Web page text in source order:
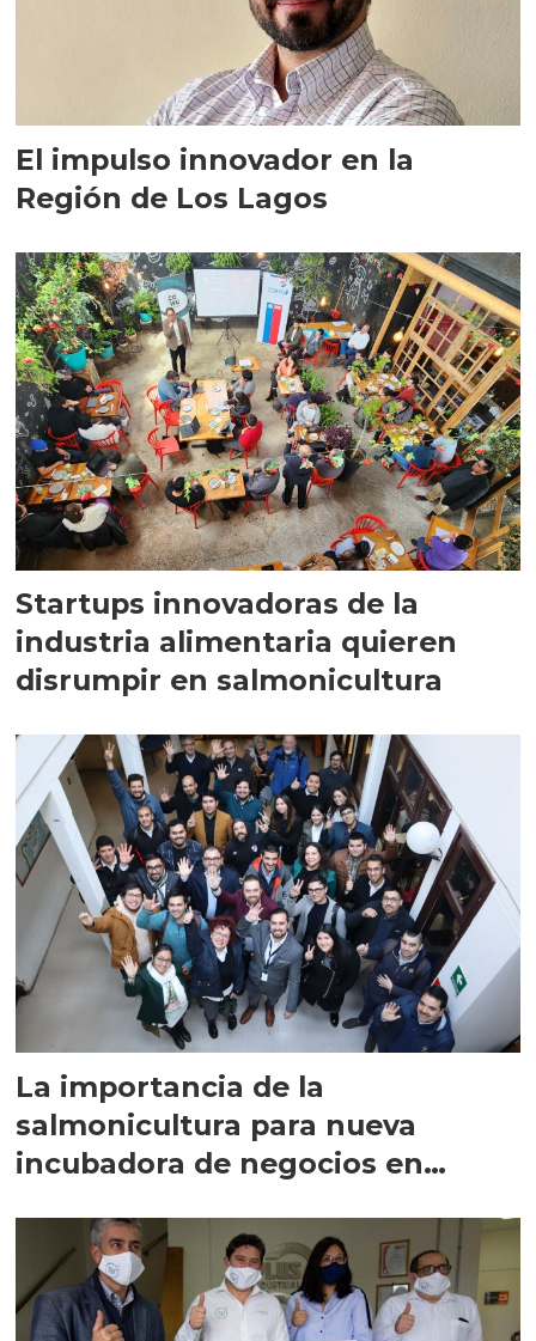
El impulso innovador en la
Región de Los Lagos
Startups innovadoras de la
industria alimentaria quieren
disrumpir en salmonicultura
La importancia de la
salmonicultura para nueva
incubadora de negocios en